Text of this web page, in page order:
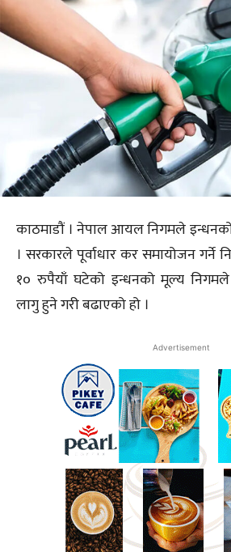
काठमाडौं । नेपाल आयल निगमले
। सरकारले पूर्वाधार कर समायोजन गर्ने
१० रुपैयाँ घटेको इन्धनको मूल्य निगमले
लागु हुने गरी बढाएको हो ।
Advertisement